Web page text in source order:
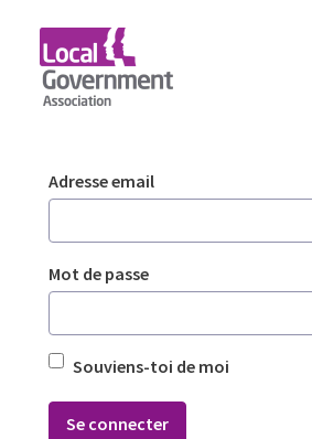
Authentification
Adresse email
Mot de passe
Souviens-toi de moi
Se connecter